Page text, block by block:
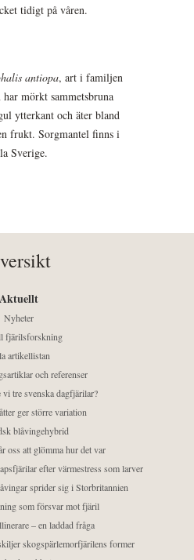
tidigt på våren.
antiopa, art i familjen
mörkt sammetsbruna
ytterkant och äter bland
frukt. Sorgmantel finns i
Sverige.
Aktuellt
Nyheter
fjärilsforskning
artikellistan
och referenser
tre svenska dagfjärilar?
ger större variation
blåvingehybrid
oss att glömma hur det var
efter värmestress som larver
sprider sig i Storbritannien
som försvar mot fjäril
– en laddad fråga
skogspärlemorfjärilens former